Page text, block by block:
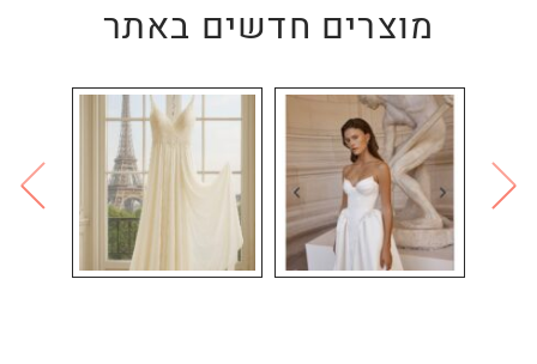
מוצרים חדשים באתר